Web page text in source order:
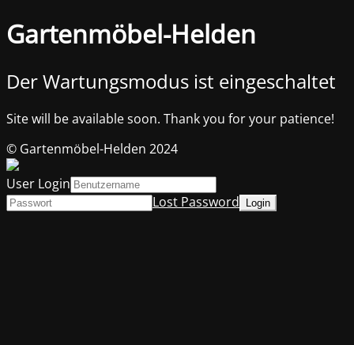
Gartenmöbel-Helden
Der Wartungsmodus ist eingeschaltet
Site will be available soon. Thank you for your patience!
© Gartenmöbel-Helden 2024
User Login
Lost Password